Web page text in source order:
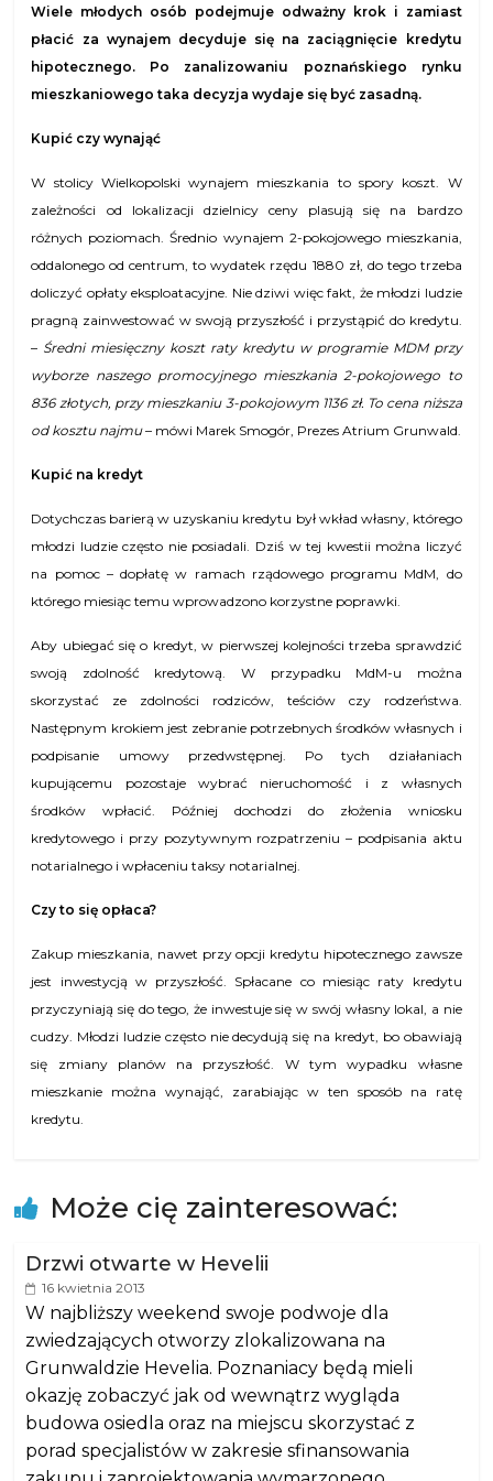
Wiele młodych osób podejmuje odważny krok i zamiast
płacić za wynajem decyduje się na zaciągnięcie kredytu
hipotecznego. Po zanalizowaniu poznańskiego rynku
mieszkaniowego taka decyzja wydaje się być zasadną.
Kupić czy wynająć
W stolicy Wielkopolski wynajem mieszkania to spory koszt. W
zależności od lokalizacji dzielnicy ceny plasują się na bardzo
różnych poziomach. Średnio wynajem 2-pokojowego mieszkania,
oddalonego od centrum, to wydatek rzędu 1880 zł, do tego trzeba
doliczyć opłaty eksploatacyjne. Nie dziwi więc fakt, że młodzi ludzie
pragną zainwestować w swoją przyszłość i przystąpić do kredytu.
– Średni miesięczny koszt raty kredytu w programie MDM przy
wyborze naszego promocyjnego mieszkania 2-pokojowego to
836 złotych, przy mieszkaniu 3-pokojowym 1136 zł. To cena niższa
od kosztu najmu– mówi Marek Smogór, Prezes Atrium Grunwald.
Kupić na kredyt
Dotychczas barierą w uzyskaniu kredytu był wkład własny, którego
młodzi ludzie często nie posiadali. Dziś w tej kwestii można liczyć
na pomoc – dopłatę w ramach rządowego programu MdM, do
którego miesiąc temu wprowadzono korzystne poprawki.
Aby ubiegać się o kredyt, w pierwszej kolejności trzeba sprawdzić
swoją zdolność kredytową. W przypadku MdM-u można
skorzystać ze zdolności rodziców, teściów czy rodzeństwa.
Następnym krokiem jest zebranie potrzebnych środków własnych i
podpisanie umowy przedwstępnej. Po tych działaniach
kupującemu pozostaje wybrać nieruchomość i z własnych
środków wpłacić. Później dochodzi do złożenia wniosku
kredytowego i przy pozytywnym rozpatrzeniu – podpisania aktu
notarialnego i wpłaceniu taksy notarialnej.
Czy to się opłaca?
Zakup mieszkania, nawet przy opcji kredytu hipotecznego zawsze
jest inwestycją w przyszłość. Spłacane co miesiąc raty kredytu
przyczyniają się do tego, że inwestuje się w swój własny lokal, a nie
cudzy. Młodzi ludzie często nie decydują się na kredyt, bo obawiają
się zmiany planów na przyszłość. W tym wypadku własne
mieszkanie można wynająć, zarabiając w ten sposób na ratę
kredytu.
Może cię zainteresować:
Drzwi otwarte w Hevelii
16 kwietnia 2013
W najbliższy weekend swoje podwoje dla
zwiedzających otworzy zlokalizowana na
Grunwaldzie Hevelia. Poznaniacy będą mieli
okazję zobaczyć jak od wewnątrz wygląda
budowa osiedla oraz na miejscu skorzystać z
porad specjalistów w zakresie sfinansowania